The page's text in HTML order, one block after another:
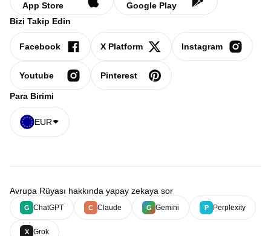
App Store
Google Play
Bizi Takip Edin
Facebook X Platform Instagram
Youtube Pinterest
Para Birimi
EUR
Avrupa Rüyası hakkında yapay zekaya sor
G ChatGPT C Claude G Gemini P Perplexity
X Grok